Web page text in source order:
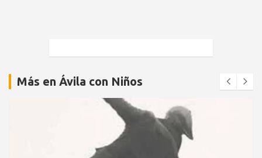
Más en Ávila con Niños